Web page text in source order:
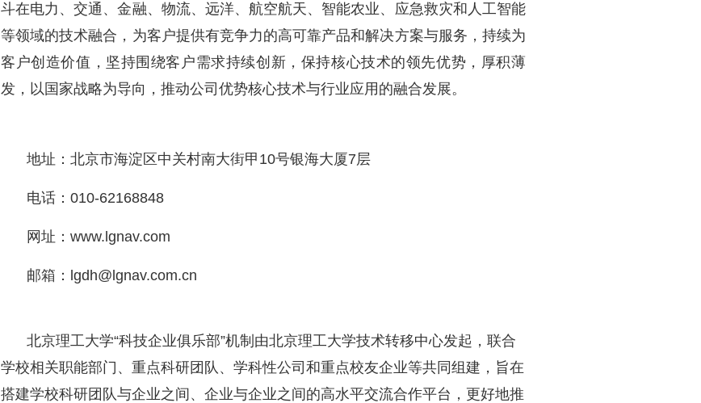
斗在电力、交通、金融、物流、远洋、航空航天、智能农业、应急救灾和人工智能
等领域的技术融合，为客户提供有竞争力的高可靠产品和解决方案与服务，持续为
客户创造价值，坚持围绕客户需求持续创新，保持核心技术的领先优势，厚积薄
发，以国家战略为导向，推动公司优势核心技术与行业应用的融合发展。
地址：北京市海淀区中关村南大街甲10号银海大厦7层
电话：010-62168848
网址：www.lgnav.com
邮箱：lgdh@lgnav.com.cn
北京理工大学“科技企业俱乐部”机制由北京理工大学技术转移中心发起，联合
学校相关职能部门、重点科研团队、学科性公司和重点校友企业等共同组建，旨在
搭建学校科研团队与企业之间、企业与企业之间的高水平交流合作平台，更好地推